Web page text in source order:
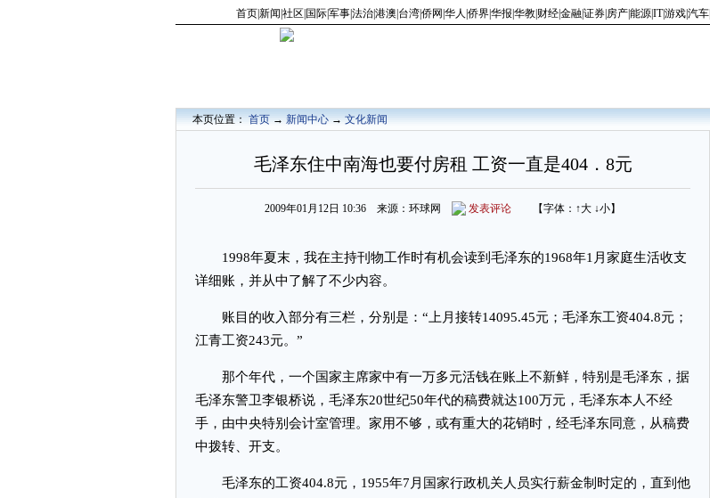
首页新闻 社区 国际军事法治港澳 台湾侨网 华人 侨界华报 华教 财经金融证券 房产能源IT|游戏汽车
本页位置：首页→新闻中心→文化新闻
毛泽东住中南海也要付房租 工资一直是404．8元
2009年01月12日 10:36 来源：环球网 发表评论 【字体： ↑大 ↓小】
1998年夏末，我在主持刊物工作时有机会读到毛泽东的1968年1月家庭生活收支
详细账，并从中了解了不少内容。
账目的收入部分有三栏，分别是：“上月接转14095.45元；毛泽东工资404.8元；
江青工资243元。”
那个年代，一个国家主席家中有一万多元活钱在账上不新鲜，特别是毛泽东，据
毛泽东警卫李银桥说，毛泽东20世纪50年代的稿费就达100万元，毛泽东本人不经
手，由中央特别会计室管理。家用不够，或有重大的花销时，经毛泽东同意，从稿费
中拨转、开支。
毛泽东的工资404.8元，1955年7月国家行政机关人员实行薪金制时定的，直到他